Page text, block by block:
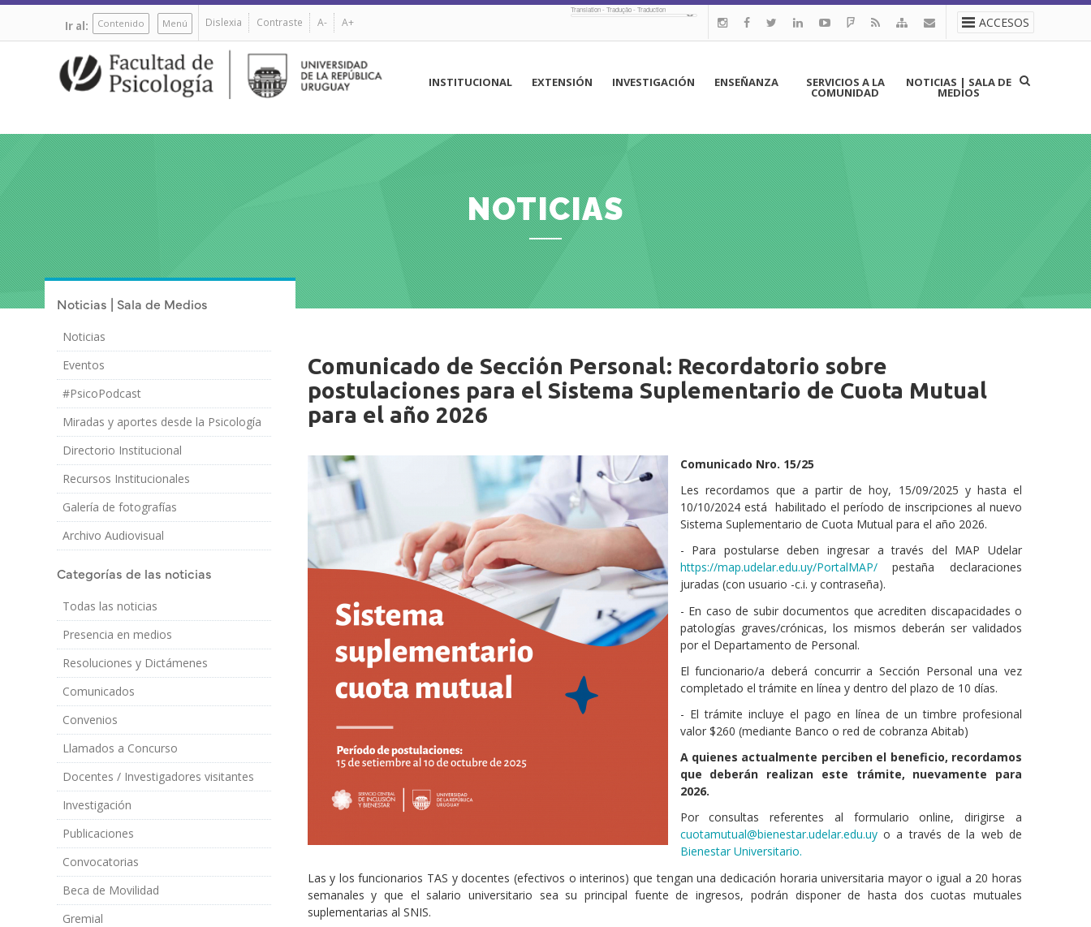
Pasar
contenido
Ir al: Contenido Menú Dislexia Contraste A- A+ ACCESOS
Translation - Tradução - Traduction
principal
INSTITUCIONAL EXTENSIÓN INVESTIGACIÓN ENSEÑANZA SERVICIOS A LA
COMUNIDAD
NOTICIAS | SALA DE
MEDIOS
NOTICIAS
Noticias | Sala de Medios
Noticias
Eventos
#PsicoPodcast
Miradas y aportes desde la Psicología
Directorio Institucional
Recursos Institucionales
Galería de fotografías
Archivo Audiovisual
Categorías de las noticias
Todas las noticias
Presencia en medios
Resoluciones y Dictámenes
Comunicados
Convenios
Llamados a Concurso
Docentes / Investigadores visitantes
Investigación
Publicaciones
Convocatorias
Beca de Movilidad
Gremial
Comunicado de Sección Personal: Recordatorio sobre
postulaciones para el Sistema Suplementario de Cuota Mutual
para el año 2026
Imagen/Afiche
Cuerpo
Comunicado Nro. 15/25
Les recordamos que a partir de hoy, 15/09/2025 y hasta el
10/10/2024 está habilitado el período de inscripciones al nuevo
Sistema Suplementario de Cuota Mutual para el año 2026.
- Para postularse deben ingresar a través del MAP Udelar
https://map.udelar.edu.uy/PortalMAP/pestaña declaraciones
juradas (con usuario -c.i. y contraseña).
- En caso de subir documentos que acrediten discapacidades o
patologías graves/crónicas, los mismos deberán ser validados
por el Departamento de Personal.
El funcionario/a deberá concurrir a Sección Personal una vez
completado el trámite en línea y dentro del plazo de 10 días.
- El trámite incluye el pago en línea de un timbre profesional
valor $260 (mediante Banco o red de cobranza Abitab)
A quienes actualmente perciben el beneficio, recordamos
que deberán realizan este trámite, nuevamente para
2026.
Por consultas referentes al formulario online, dirigirse a
cuotamutual@bienestar.udelar.edu.uyo a través de la web de
Bienestar Universitario.
Las y los funcionarios TAS y docentes (efectivos o interinos) que tengan una dedicación horaria universitaria mayor o igual a 20 horas
semanales y que el salario universitario sea su principal fuente de ingresos, podrán disponer de hasta dos cuotas mutuales
suplementarias al SNIS.